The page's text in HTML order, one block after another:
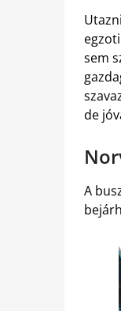
sem
de
A